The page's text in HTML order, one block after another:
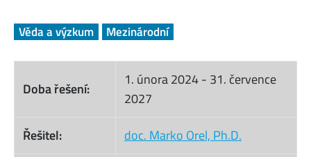
Věda a výzkum Mezinárodní
Doba řešení:
1. února 2024- 31. července
2027
Řešitel:
doc. Marko Orel, Ph.D.